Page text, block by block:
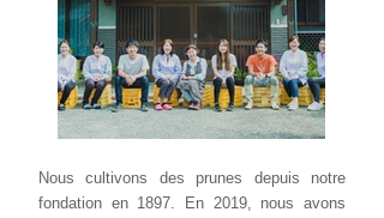
Nous cultivons des prunes depuis notre
fondation en 1897. En 2019, nous avons